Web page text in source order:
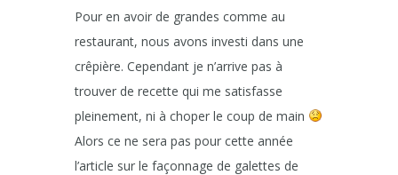
Pour en avoir de grandes comme au
restaurant, nous avons investi dans une
crêpière. Cependant je n’arrive pas à
trouver de recette qui me satisfasse
pleinement, ni à choper le coup de main
Alors ce ne sera pas pour cette année
l’article sur le façonnage de galettes de